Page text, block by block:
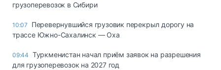
грузоперевозок в Сибири
10:07
Перевернувшийся грузовик перекрыл дорогу на
трассе Южно-Сахалинск — Оха
09:44 Туркменистан начал приём заявок на разрешения
для грузоперевозок на 2027 год